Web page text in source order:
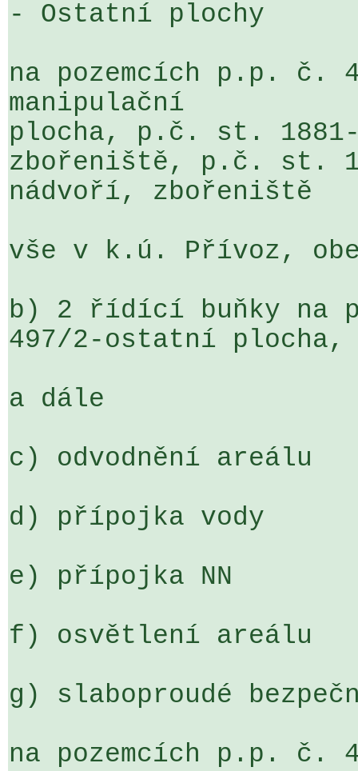
- Ostatní plochy
na pozemcích p.p. č.
manipulační
plocha, p.č. st.
zbořeniště, p.č. st.
nádvoří, zbořeniště
vše v k.ú. Přívoz,
b) 2 řídící buňky na
497/2-ostatní plocha,
a dále
c) odvodnění areálu
d) přípojka vody
e) přípojka NN
f) osvětlení areálu
g) slaboproudé
na pozemcích p.p. č.